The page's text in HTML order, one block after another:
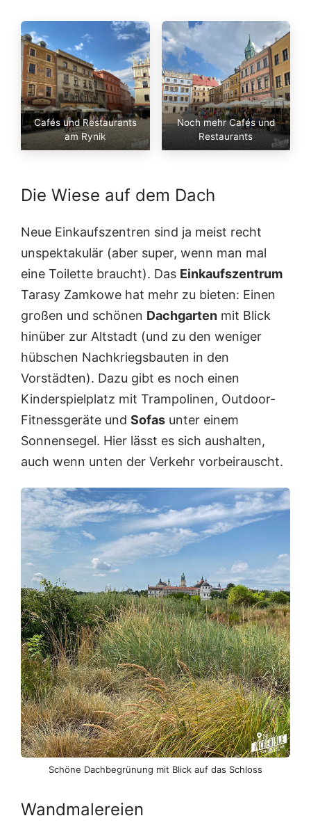
Cafés und Restaurants
am Rynik
Noch mehr Cafés und
Restaurants
Die Wiese auf dem Dach
Neue Einkaufszentren sind ja meist recht
unspektakulär (aber super, wenn man mal
eine Toilette braucht). Das Einkaufszentrum
Tarasy Zamkowe hat mehr zu bieten: Einen
großen und schönen Dachgarten mit Blick
hinüber zur Altstadt (und zu den weniger
hübschen Nachkriegsbauten in den
Vorstädten). Dazu gibt es noch einen
Kinderspielplatz mit Trampolinen, Outdoor-
Fitnessgeräte und Sofas unter einem
Sonnensegel. Hier lässt es sich aushalten,
auch wenn unten der Verkehr vorbeirauscht.
Schöne Dachbegrünung mit Blick auf das Schloss
Wandmalereien